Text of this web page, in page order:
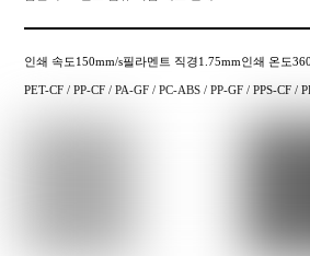
인쇄 속도150mm/s필라멘트 직경1.75mm인쇄 온도
PET-CF / PP-CF / PA-GF / PC-ABS / PP-GF / PPS-CF /